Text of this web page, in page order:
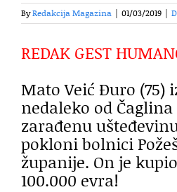
ByRedakcija Magazina 01/03/2019
REDAK GEST
Mato Veić Đuro (75)
nedaleko od
zarađenu
pokloni bolnici
županije. On je
100.000 evra!